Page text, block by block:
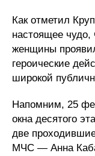
Как отметил
настоящее чудо,
женщины
героические
широкой
Напомним, 25
окна десятого
две
МЧС — Анна